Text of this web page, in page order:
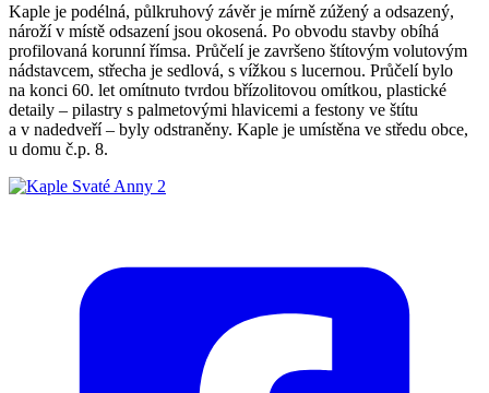
Kaple je podélná, půlkruhový závěr je mírně zúžený a odsazený,
nároží v místě odsazení jsou okosená. Po obvodu stavby obíhá
profilovaná korunní římsa. Průčelí je završeno štítovým volutovým
nádstavcem, střecha je sedlová, s vížkou s lucernou. Průčelí bylo
na konci 60. let omítnuto tvrdou břízolitovou omítkou, plastické
detaily – pilastry s palmetovými hlavicemi a festony ve štítu
a v nadedveří – byly odstraněny. Kaple je umístěna ve středu obce,
u domu č.p. 8.